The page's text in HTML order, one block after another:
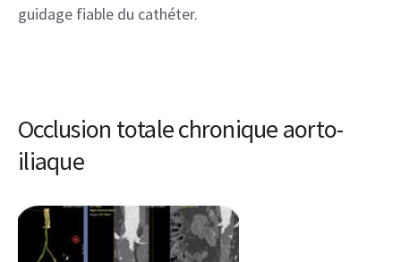
guidage fiable du cathéter.
Occlusion totale chronique aorto-
iliaque